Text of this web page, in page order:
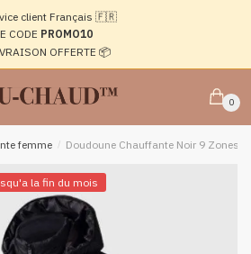
client Français 🇫🇷
CODE PROMO10
OFFERTE 📦
0
femme / Doudoune Chauffante Noir 9 Zones
la fin du mois